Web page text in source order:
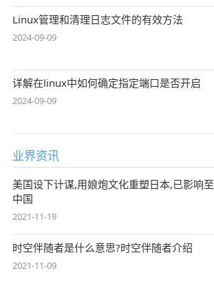
Linux管理和清理日志文件的有效方法
2024-09-09
详解在linux中如何确定指定端口是否开启
2024-09-09
业界资讯
美国设下计谋,用娘炮文化重塑日本,已影响至
中国
2021-11-19
时空伴随者是什么意思?时空伴随者介绍
2021-11-09